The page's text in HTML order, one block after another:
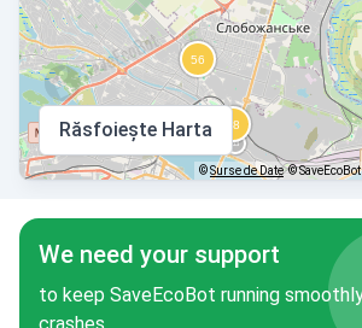
Răsfoiește Harta
©Surse de Date © SaveEcoBot
We need your support
to keep SaveEcoBot running